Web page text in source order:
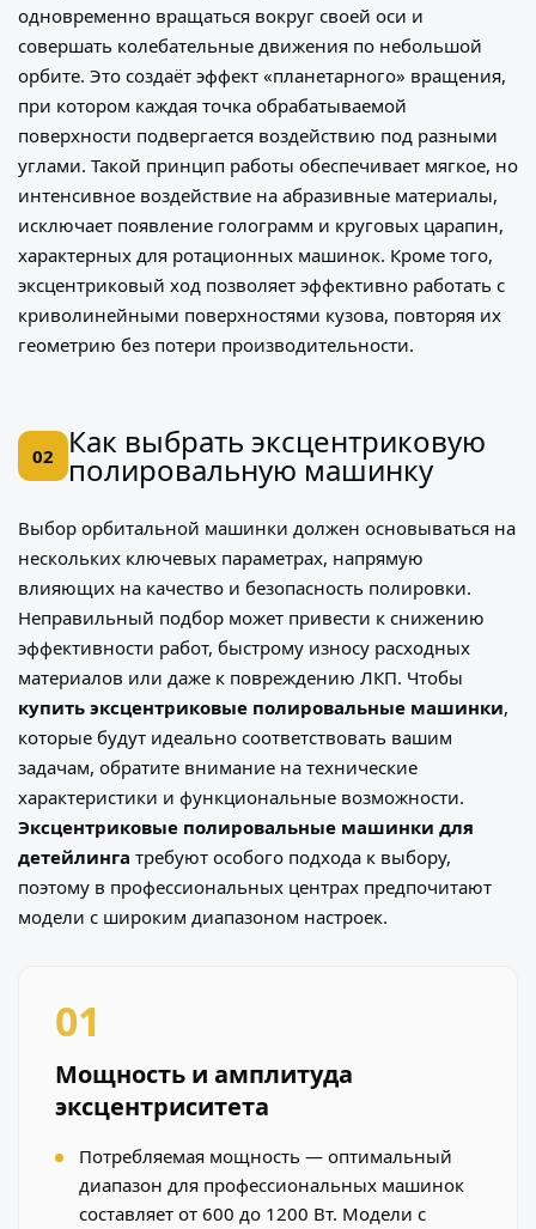
одновременно вращаться вокруг своей оси и
совершать колебательные движения по небольшой
орбите. Это создаёт эффект «планетарного» вращения,
при котором каждая точка обрабатываемой
поверхности подвергается воздействию под разными
углами. Такой принцип работы обеспечивает мягкое, но
интенсивное воздействие на абразивные материалы,
исключает появление голограмм и круговых царапин,
характерных для ротационных машинок. Кроме того,
эксцентриковый ход позволяет эффективно работать с
криволинейными поверхностями кузова, повторяя их
геометрию без потери производительности.
02 Как выбрать эксцентриковую
полировальную машинку
Выбор орбитальной машинки должен основываться на
нескольких ключевых параметрах, напрямую
влияющих на качество и безопасность полировки.
Неправильный подбор может привести к снижению
эффективности работ, быстрому износу расходных
материалов или даже к повреждению ЛКП. Чтобы
купить эксцентриковые полировальные машинки,
которые будут идеально соответствовать вашим
задачам, обратите внимание на технические
характеристики и функциональные возможности.
Эксцентриковые полировальные машинки для
детейлинга требуют особого подхода к выбору,
поэтому в профессиональных центрах предпочитают
модели с широким диапазоном настроек.
01
Мощность и амплитуда
эксцентриситета
Потребляемая мощность — оптимальный
диапазон для профессиональных машинок
составляет от 600 до 1200 Вт. Модели с